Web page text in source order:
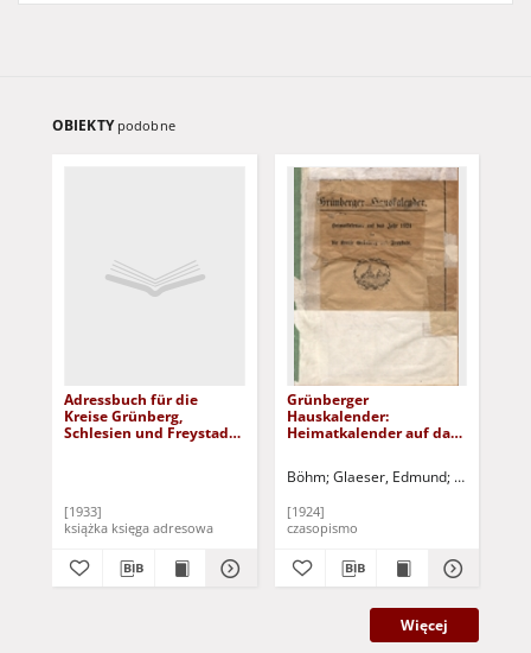
OBIEKTY podobne
Adressbuch für die
Kreise Grünberg,
Schlesien und Freystadt,
[1933]
książka księga adresowa
Grünberger
Hauskalender:
Heimatkalender auf das
Böhm Glaeser, Edmund Klose,
[1924]
czasopismo
Więcej